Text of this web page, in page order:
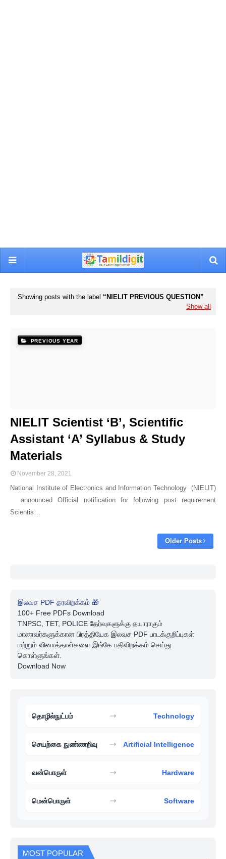
Showing posts with the label
NIELIT PREVIOUS QUESTION
Show all
PREVIOUS YEAR
NIELIT Scientist ‘B’, Scientific
Assistant ‘A’ Syllabus & Study
Materials
November 28, 2021
National Institute of Electronics and Information Technology (NIELIT)
announced Official notification for following post requirement
Scientis…
Older Posts
இலவச PDF தரவிறக்கம் 🎁
100+ Free PDFs Download
TNPSC, TET, POLICE தேர்வுகளுக்கு தயாராகும்
மாணவர்களுக்கான பிரத்தியேக இலவச PDF பாடக்குறிப்புகள்
மற்றும் வினாத்தாள்களை இங்கே பதிவிறக்கம் செய்து
கொள்ளுங்கள்.
Download Now
தொழில்நுட்பம் Technology
செயற்கை நுண்ணறிவு Artificial Intelligence
வன்பொருள் Hardware
மென்பொருள் Software
MOST POPULAR